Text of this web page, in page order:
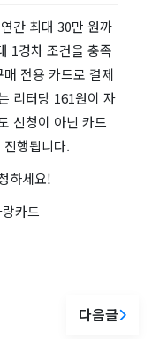
간 최대 30만 원까
1경차 조건을 충족
매 전용 카드로 결제
리터당 161원이 자
신청이 아닌 카드
행됩니다.
하세요!
카드
다음글